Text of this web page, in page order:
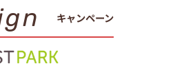
キャンペーン